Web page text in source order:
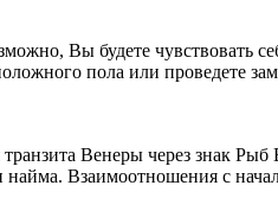
Вы будете чувствовать
пола или проведете
Венеры через знак
Взаимоотношения с